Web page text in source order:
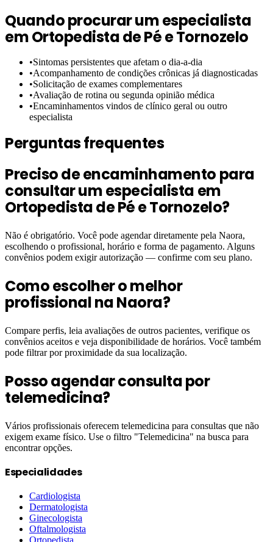
Quando procurar um especialista
emOrtopedista de Pé e Tornozelo
•Sintomas persistentes que afetam o dia-a-dia
•Acompanhamento de condições crônicas já diagnosticadas
•Solicitação de exames complementares
•Avaliação de rotina ou segunda opinião médica
•Encaminhamentos vindos de clínico geral ou outro
especialista
Perguntas frequentes
Preciso de encaminhamento para
consultar um especialista em
Ortopedista de Pé e Tornozelo?
Não é obrigatório. Você pode agendar diretamente pela Naora,
escolhendo o profissional, horário e forma de pagamento. Alguns
convênios podem exigir autorização — confirme com seu plano.
Como escolher o melhor
profissional na Naora?
Compare perfis, leia avaliações de outros pacientes, verifique os
convênios aceitos e veja disponibilidade de horários. Você também
pode filtrar por proximidade da sua localização.
Posso agendar consulta por
telemedicina?
Vários profissionais oferecem telemedicina para consultas que não
exigem exame físico. Use o filtro "Telemedicina" na busca para
encontrar opções.
Especialidades
Cardiologista
Dermatologista
Ginecologista
Oftalmologista
Ortopedista